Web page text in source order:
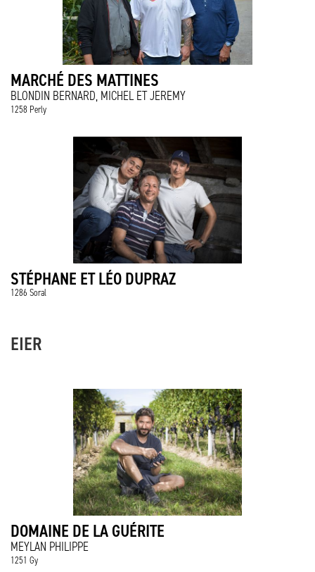
MARCHÉ DES MATTINES
BLONDIN BERNARD, MICHEL ET JEREMY
1258 Perly
STÉPHANE ET LÉO DUPRAZ
1286 Soral
EIER
DOMAINE DE LA GUÉRITE
MEYLAN PHILIPPE
1251 Gy